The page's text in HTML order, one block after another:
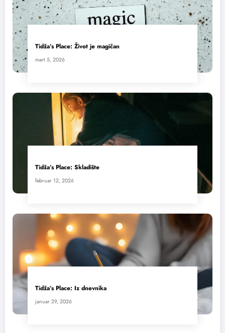
Tidža’s Place: Život je magičan
mart 5, 2026
Tidža’s Place: Skladište
februar 12, 2026
Tidža’s Place: Iz dnevnika
januar 29, 2026